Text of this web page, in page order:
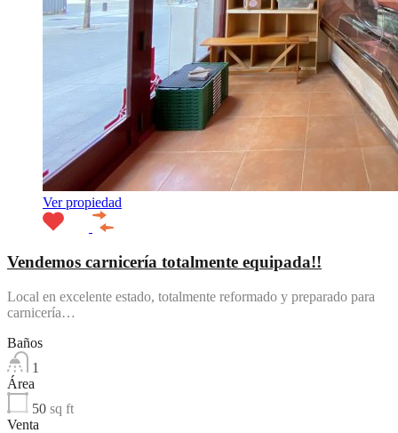
Ver propiedad
Vendemos carnicería totalmente equipada!!
Local en excelente estado, totalmente reformado y preparado para
carnicería…
Baños
1
Área
50 sq ft
Venta